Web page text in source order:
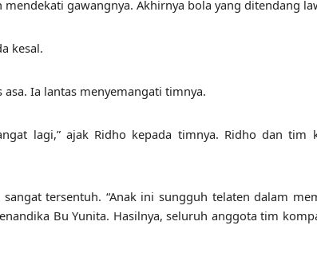
gawangnya. Akhirnya bola yang ditendang
kesal.
Ia lantas menyemangati timnya.
lagi,” ajak Ridho kepada timnya. Ridho dan tim
tersentuh. “Anak ini sungguh telaten dalam
Bu Yunita. Hasilnya, seluruh anggota tim